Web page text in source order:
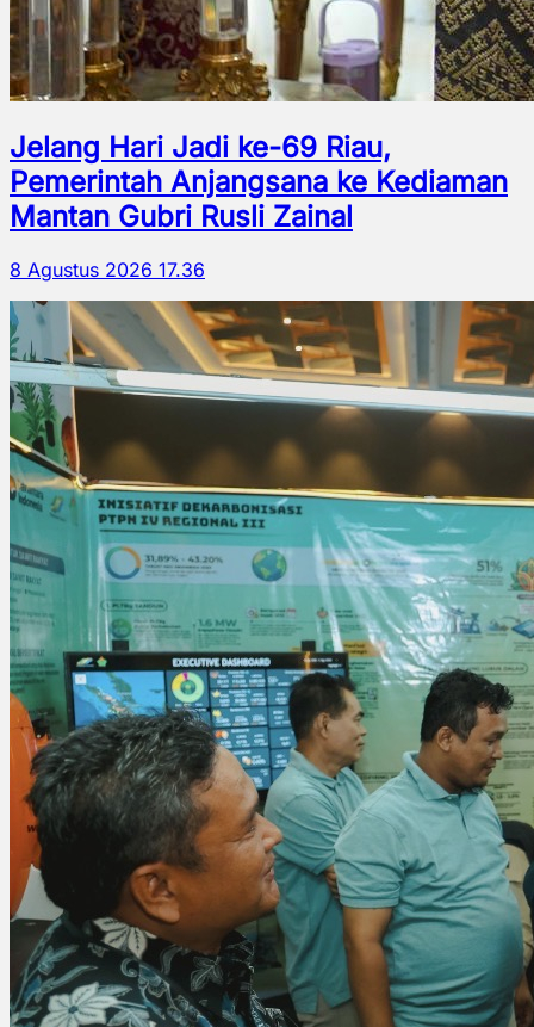
Jelang Hari Jadi ke-69 Riau,
Pemerintah Anjangsana ke Kediaman
Mantan Gubri Rusli Zainal
8 Agustus 2026 17.36